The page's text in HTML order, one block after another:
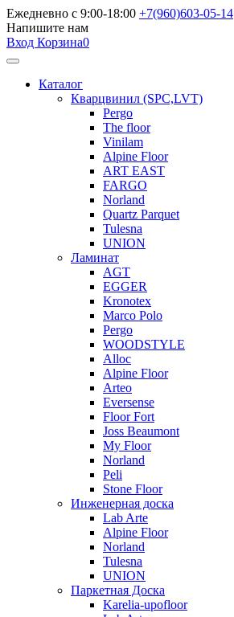
Ежедневно с 9:00-18:00 +7(960)603-05-14
Напишите нам
Вход Корзина0
Каталог
Кварцвинил (SPC,LVT)
Pergo
The floor
Vinilam
Alpine Floor
ART EAST
FARGO
Norland
Quartz Parquet
Tulesna
UNION
Ламинат
AGT
EGGER
Kronotex
Marco Polo
Pergo
WOODSTYLE
Alloc
Alpine Floor
Arteo
Eversense
Floor Fort
Joss Beaumont
My Floor
Norland
Peli
Stone Floor
Инженерная доска
Lab Arte
Alpine Floor
Norland
Tulesna
UNION
Паркетная Доска
Karelia-upofloor